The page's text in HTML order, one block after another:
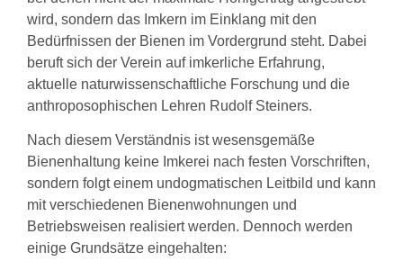
Links
Wildbienen
Bestäubungsfunktion
Gefährdung
Schutz
Hilfe
Literatur
Links
Bienenfreundlich
Gärtnern
Allgemein
Links
wird, sondern das Imkern im Einklang mit den
Bedürfnissen der Bienen im Vordergrund steht. Dabei
beruft sich der Verein auf imkerliche Erfahrung,
aktuelle naturwissenschaftliche Forschung und die
anthroposophischen Lehren Rudolf Steiners.
Nach diesem Verständnis ist wesensgemäße
Bienenhaltung keine Imkerei nach festen Vorschriften,
sondern folgt einem undogmatischen Leitbild und kann
mit verschiedenen Bienenwohnungen und
Betriebsweisen realisiert werden. Dennoch werden
einige Grundsätze eingehalten: